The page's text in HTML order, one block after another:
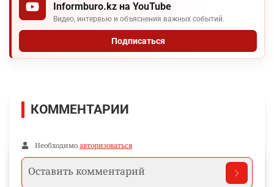
Informburo.kz на YouTube
Видео, интервью и объяснения важных событий.
Подписаться
КОММЕНТАРИИ
Необходимо авторизоваться